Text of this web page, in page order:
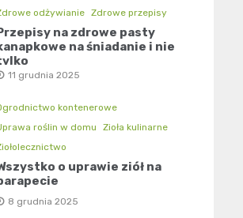
odżywianie Zdrowe przepisy
na zdrowe pasty
na śniadanie i nie
11 grudnia 2025
kontenerowe
roślin w domu
Zioła kulinarne
o uprawie ziół na
8 grudnia 2025